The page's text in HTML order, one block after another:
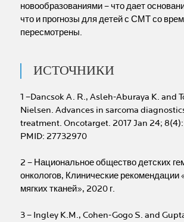
новообразованиями – что дает
что и прогнозы для детей с СМТ со
пересмотрены.
ИСТОЧНИКИ
1 –Dancsok A. R., Asleh-Aburaya K. and
Nielsen. Advances in sarcoma
treatment. Oncotarget. 2017 Jan 24;
PMID: 27732970
2 – Национальное общество детских
онкологов, Клинические
мягких тканей», 2020 г.
3 – Ingley K.M., Cohen-Gogo S. and